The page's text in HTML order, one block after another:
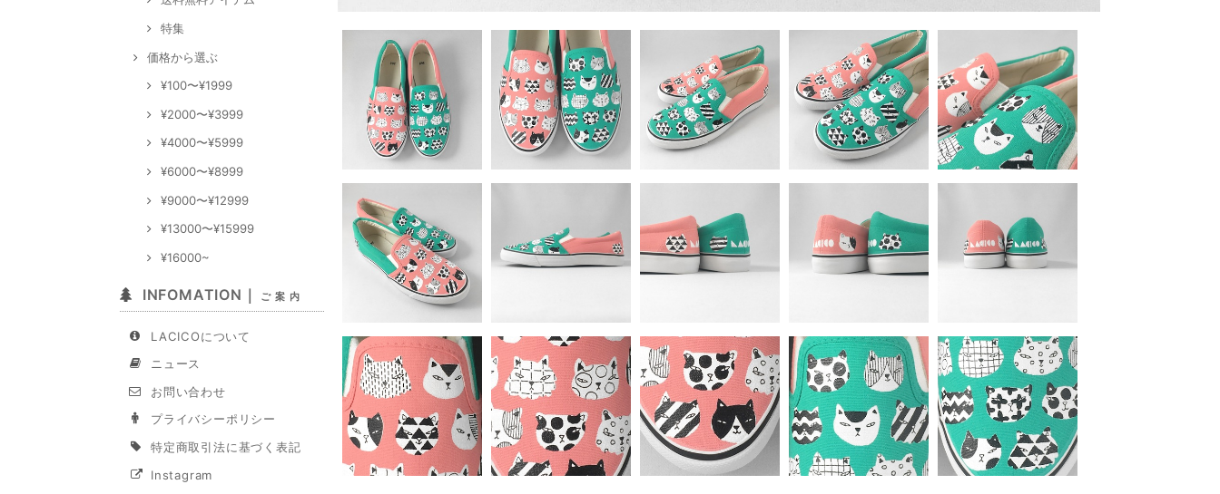
特集
価格から選ぶ
¥100〜¥1999
¥2000〜¥3999
¥4000〜¥5999
¥6000〜¥8999
¥9000〜¥12999
¥13000〜¥15999
¥16000~
INFOMATION｜ ご 案 内
LACICOについて
ニュース
お問い合わせ
プライバシーポリシー
特定商取引法に基づく表記
Instagram